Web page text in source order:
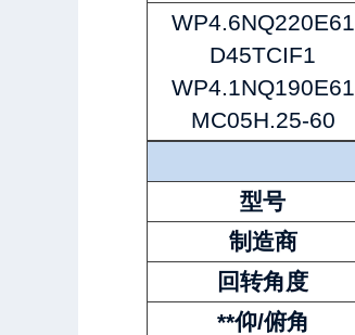
WP4.6NQ220E61
D45TCIF1
WP4.1NQ190E61
MC05H.25-60
型号
制造商
回转角度
**仰/俯角